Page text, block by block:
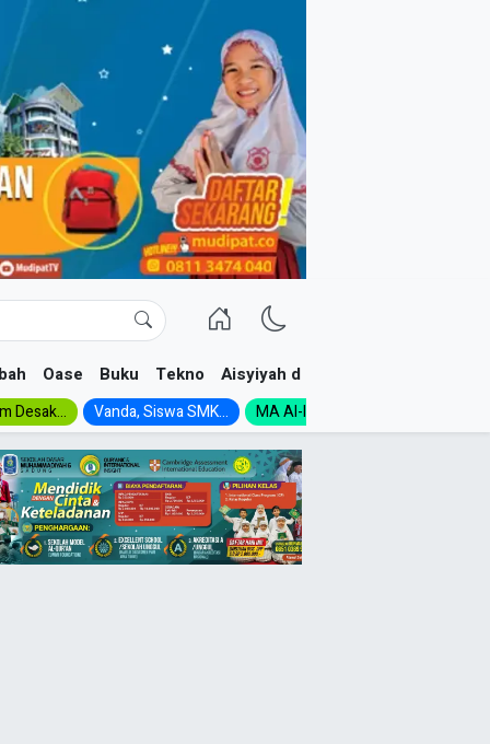
Oase Buku Tekno Aisyiyah dan NA
Desak... Vanda, Siswa SMK... MA Al-Ishlah Gelar...